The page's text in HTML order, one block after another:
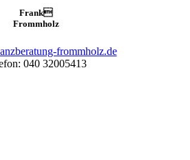
Frank
Frommholz
frommholz.de
040 32005413